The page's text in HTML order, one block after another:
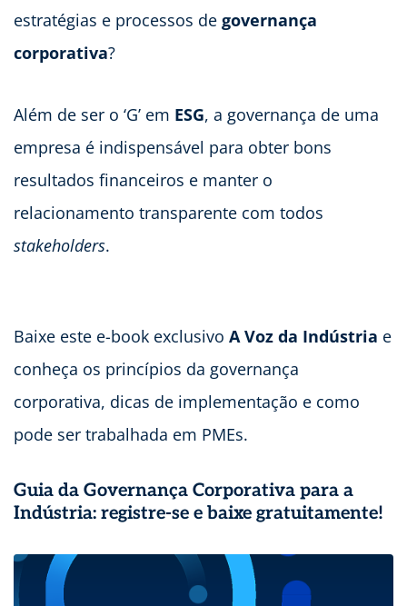
estratégias e processos de governança
corporativa?
Além de ser o ‘G’ em ESG, a governança de uma
empresa é indispensável para obter bons
resultados financeiros e manter o
relacionamento transparente com todos
stakeholders.
Baixe este e-book exclusivo A Voz da Indústria e
conheça os princípios da governança
corporativa, dicas de implementação e como
pode ser trabalhada em PMEs.
Guia da Governança Corporativa para a
Indústria: registre-se e baixe gratuitamente!